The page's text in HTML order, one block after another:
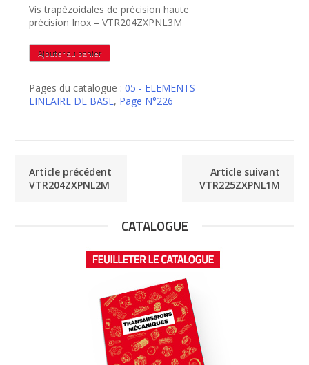
Vis trapèzoidales de précision haute
précision Inox – VTR204ZXPNL3M
quantité
de
Ajouter au panier
Pages du catalogue :05 - ELEMENTS
LINEAIRE DE BASE, Page N°226
Article précédent
VTR204ZXPNL2M
Article suivant
VTR225ZXPNL1M
CATALOGUE